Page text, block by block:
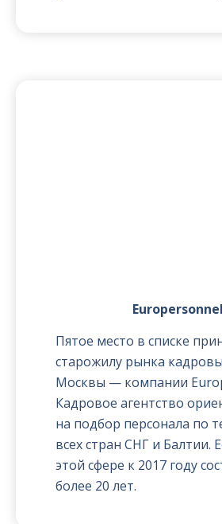
Europersonnel
Пятое место в списке
старожилу рынка
Москвы — компании
Кадровое агентство
на подбор персонала по
всех стран СНГ и Балтии.
этой сфере к 2017 году
более 20 лет.